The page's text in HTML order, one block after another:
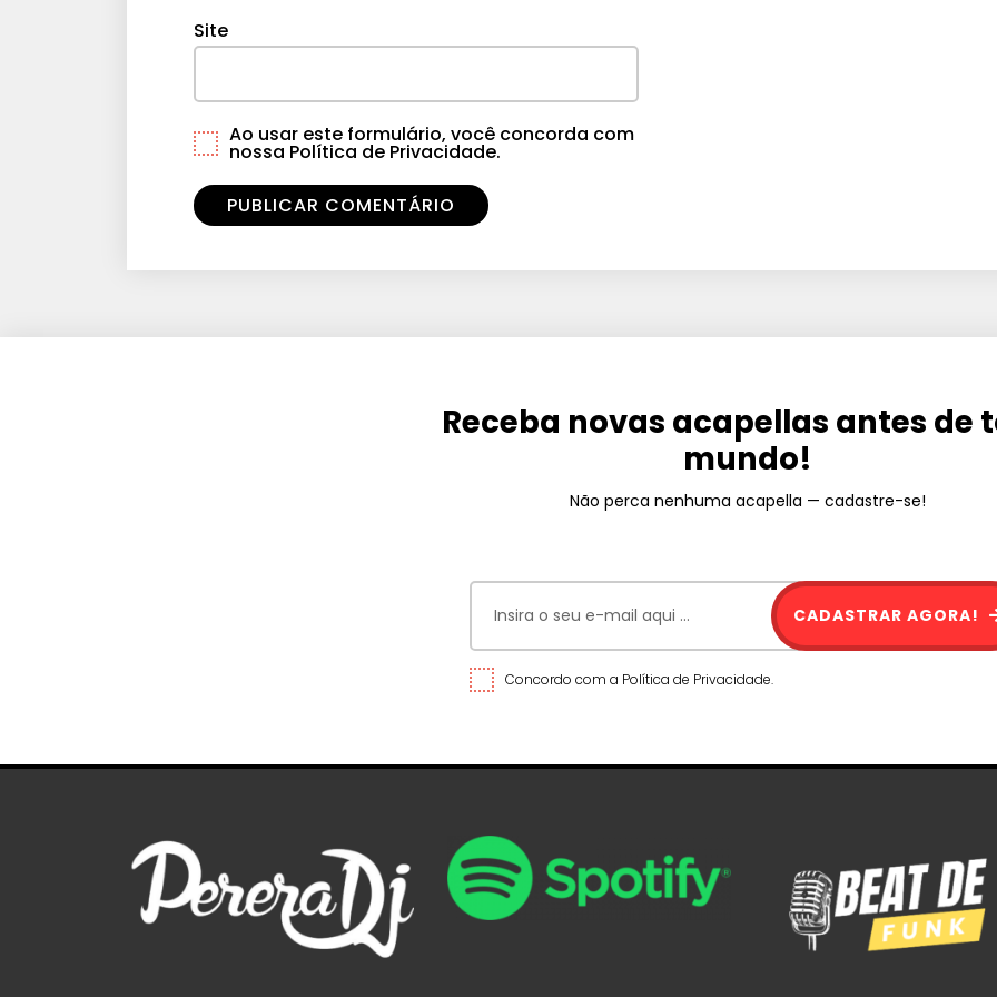
Site
Ao usar este formulário, você concorda com
nossa Política de Privacidade.
Receba novas acapellas antes de
mundo!
Não perca nenhuma acapella — cadastre-se!
Concordo com a Política de Privacidade.
CADASTRAR AGORA!